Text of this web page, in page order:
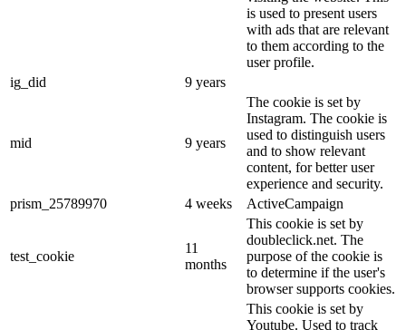
is used to present users
with ads that are relevant
to them according to the
user profile.
ig_did
9 years
mid 9 years
The cookie is set by
Instagram. The cookie is
used to distinguish users
and to show relevant
content, for better user
experience and security.
prism_25789970
4 weeks ActiveCampaign
test_cookie
11
months
This cookie is set by
doubleclick.net. The
purpose of the cookie is
to determine if the user's
browser supports cookies.
This cookie is set by
Youtube. Used to track